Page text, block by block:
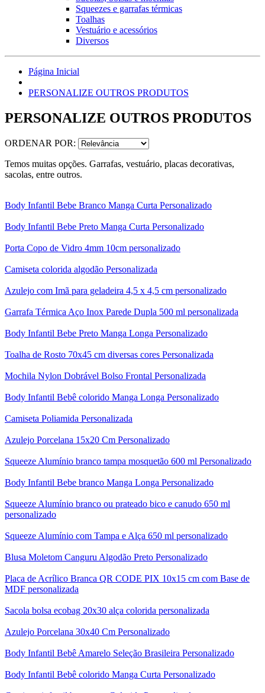
Squeezes e garrafas térmicas
Toalhas
Vestuário e acessórios
Diversos
Página Inicial
PERSONALIZE OUTROS PRODUTOS
PERSONALIZE OUTROS PRODUTOS
ORDENAR POR:
Temos muitas opções. Garrafas, vestuário, placas decorativas,
sacolas, entre outros.
Body Infantil Bebe Branco Manga Curta Personalizado
Body Infantil Bebe Preto Manga Curta Personalizado
Porta Copo de Vidro 4mm 10cm personalizado
Camiseta colorida algodão Personalizada
Azulejo com Imã para geladeira 4,5 x 4,5 cm personalizado
Garrafa Térmica Aço Inox Parede Dupla 500 ml personalizada
Body Infantil Bebe Preto Manga Longa Personalizado
Toalha de Rosto 70x45 cm diversas cores Personalizada
Mochila Nylon Dobrável Bolso Frontal Personalizada
Body Infantil Bebê colorido Manga Longa Personalizado
Camiseta Poliamida Personalizada
Azulejo Porcelana 15x20 Cm Personalizado
Squeeze Alumínio branco tampa mosquetão 600 ml Personalizado
Body Infantil Bebe branco Manga Longa Personalizado
Squeeze Alumínio branco ou prateado bico e canudo 650 ml
personalizado
Squeeze Alumínio com Tampa e Alça 650 ml personalizado
Blusa Moletom Canguru Algodão Preto Personalizado
Placa de Acrílico Branca QR CODE PIX 10x15 cm com Base de
MDF personalizada
Sacola bolsa ecobag 20x30 alça colorida personalizada
Azulejo Porcelana 30x40 Cm Personalizado
Body Infantil Bebê Amarelo Seleção Brasileira Personalizado
Body Infantil Bebê colorido Manga Curta Personalizado